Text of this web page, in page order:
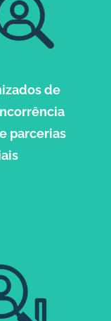
de
parcerias